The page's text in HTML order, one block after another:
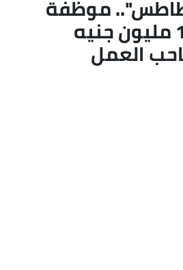
موظفة
تحصل على 1.6 مليون جنيه
العمل